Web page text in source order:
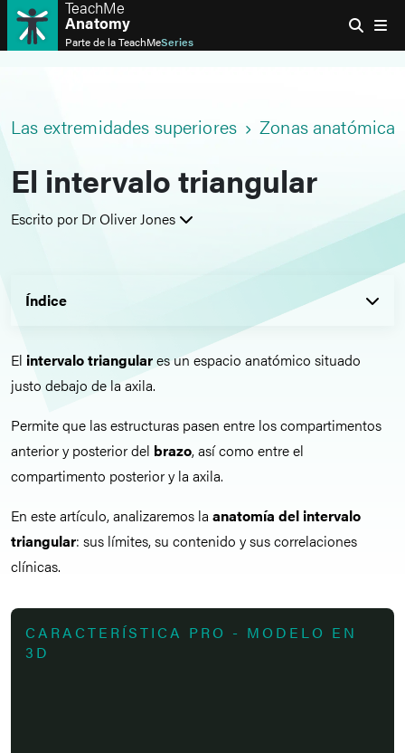
TeachMe
Anatomy
Parte de laTeachMeSeries
Las extremidades superiores Zonas anatómicas
El intervalo triangular
Escrito por Dr Oliver Jones
Índice
El intervalo triangulares un espacio anatómico situado
justo debajo de la axila.
Permite que las estructuras pasen entre los compartimentos
anterior y posterior del brazo, así como entre el
compartimento posterior y la axila.
En este artículo, analizaremos la anatomía del intervalo
triangular: sus límites, su contenido y sus correlaciones
clínicas.
CARACTERÍSTICA PRO - MODELO EN
3D